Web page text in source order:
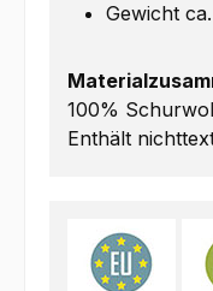
Gewicht
100%
Enthält